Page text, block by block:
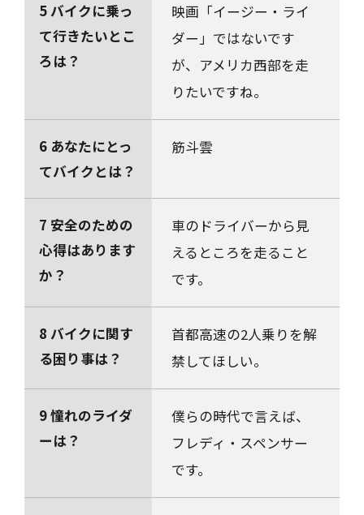
5 バイクに乗っ
て行きたいとこ
ろは？
映画「イージー・ライ
ダー」ではないです
が、アメリカ西部を走
りたいですね。
6 あなたにとっ
てバイクとは？
筋斗雲
7 安全のための
心得はあります
か？
車のドライバーから見
えるところを走ること
です。
8 バイクに関す
る困り事は？
首都高速の2人乗りを解
禁してほしい。
9 憧れのライダ
ーは？
僕らの時代で言えば、
フレディ・スペンサー
です。